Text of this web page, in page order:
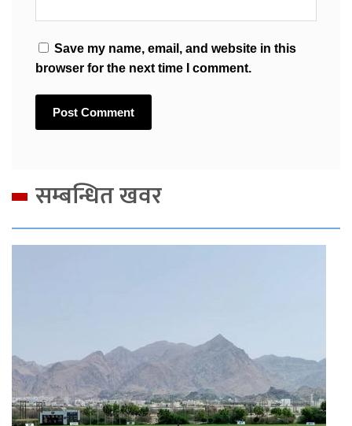
Save my name, email, and website in this
browser for the next time I comment.
सम्बन्धित खवर